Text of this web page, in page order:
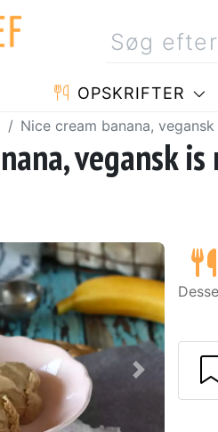
OPSKRIFTER
Nice cream banana,
vegansk
Næste